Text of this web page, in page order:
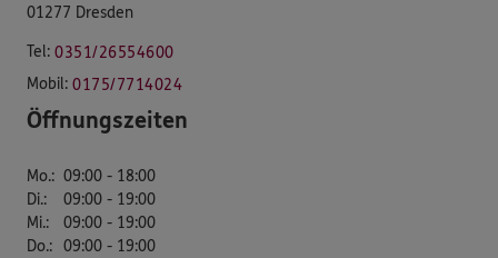
01277 Dresden
Tel: 0351/26554600
Mobil: 0175/7714024
Öffnungszeiten
Mo.: 09:00 - 18:00
Di.:
09:00 - 19:00
Mi.:
09:00 - 19:00
Do.: 09:00 - 19:00